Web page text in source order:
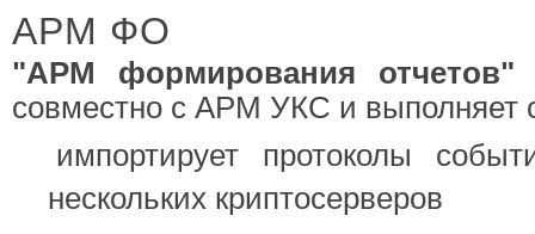
АРМ ФО
"АРМ формирования
совместно с АРМ УКС и выполняет
импортирует протоколы
нескольких криптосерверов